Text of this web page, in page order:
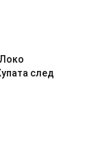
след